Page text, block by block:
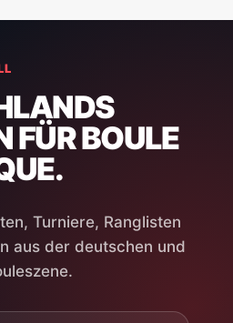
FÜR BOULE
Turniere, Ranglisten
aus der deutschen und